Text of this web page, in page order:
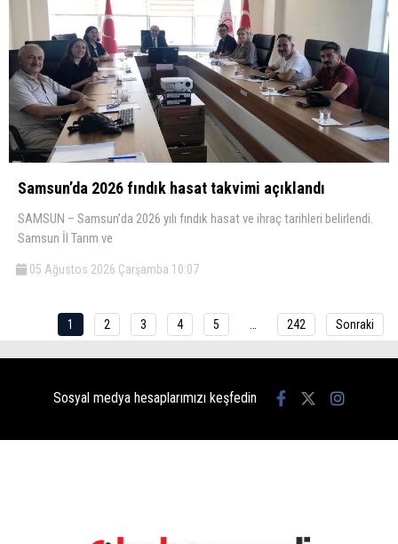
Samsun’da 2026 fındık hasat takvimi açıklandı
SAMSUN – Samsun’da 2026 yılı fındık hasat ve ihraç tarihleri belirlendi.
Samsun İl Tarım ve
05 Ağustos 2026 Çarşamba 10:07
1 2 3 4 5 242 Sonraki
Sosyal medya hesaplarımızı keşfedin